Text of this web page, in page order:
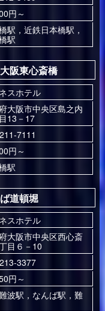
円～
駅，近鉄日本橋駅，
駅
阪東心斎橋
スホテル
大阪市中央区島之内
13－17
7111
円～
駅
道頓堀
スホテル
大阪市中央区西心斎
目６－10
3377
円～
波駅，なんば駅，難